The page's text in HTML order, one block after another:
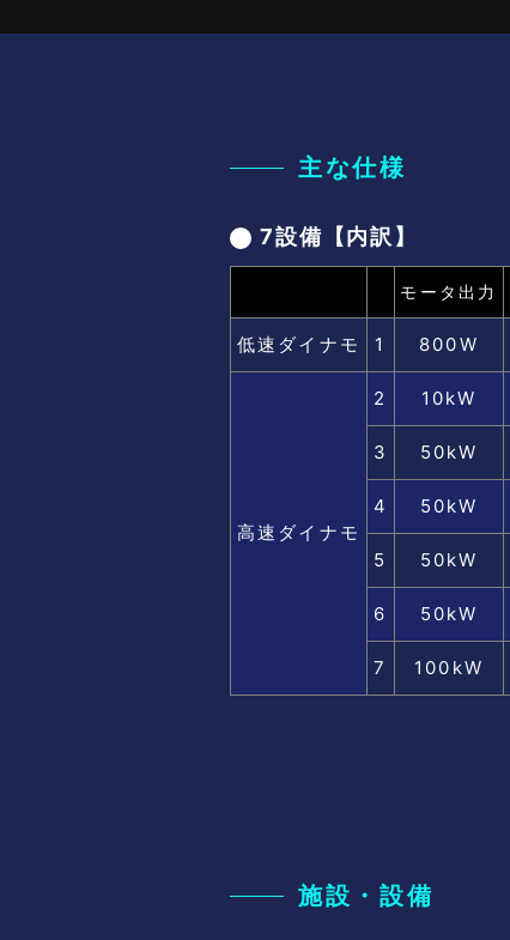
主な仕様
7設備【内訳】
モータ出力
低速ダイナモ 1 800W
高速ダイナモ
2 10kW
3 50kW
4 50kW
5 50kW
6 50kW
7 100kW
施設・設備